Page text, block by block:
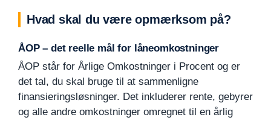
Hvad skal du være opmærksom på?
ÅOP – det reelle mål for låneomkostninger
ÅOP står for Årlige Omkostninger i Procent og er
det tal, du skal bruge til at sammenligne
finansieringsløsninger. Det inkluderer rente, gebyrer
og alle andre omkostninger omregnet til en årlig